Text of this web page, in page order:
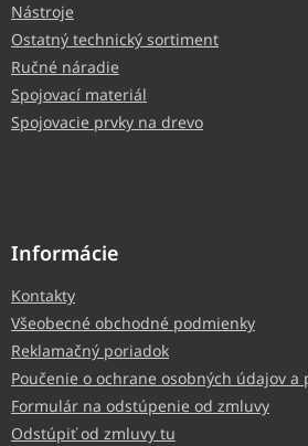
Nástroje
Ostatný technický sortiment
Ručné náradie
Spojovací materiál
Spojovacie prvky na drevo
Informácie
Kontakty
Všeobecné obchodné podmienky
Reklamačný poriadok
Poučenie o ochrane osobných údajov a
Formulár na odstúpenie od zmluvy
Odstúpiť od zmluvy tu